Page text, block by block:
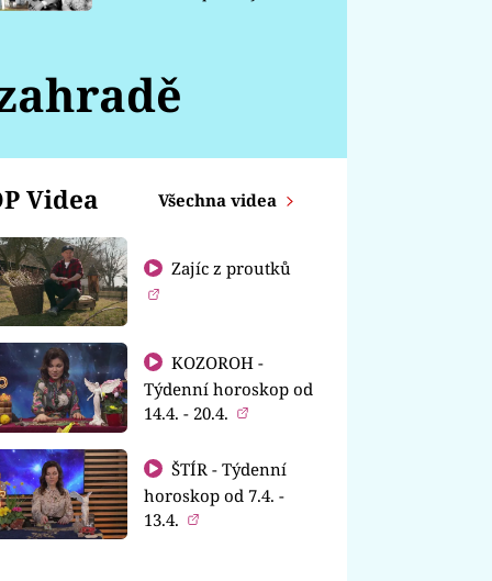
Videa Všechna videa
Zajíc z proutků
KOZOROH -
Týdenní horoskop od
14.4. - 20.4.
ŠTÍR - Týdenní
horoskop od 7.4. -
13.4.